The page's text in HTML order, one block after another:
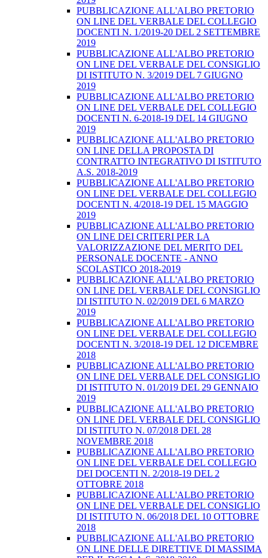
PUBBLICAZIONE ALL'ALBO PRETORIO
ON LINE DEL VERBALE DEL COLLEGIO
DOCENTI N. 1/2019-20 DEL 2 SETTEMBRE
2019
PUBBLICAZIONE ALL'ALBO PRETORIO
ON LINE DEL VERBALE DEL CONSIGLIO
DI ISTITUTO N. 3/2019 DEL 7 GIUGNO
2019
PUBBLICAZIONE ALL'ALBO PRETORIO
ON LINE DEL VERBALE DEL COLLEGIO
DOCENTI N. 6-2018-19 DEL 14 GIUGNO
2019
PUBBLICAZIONE ALL'ALBO PRETORIO
ON LINE DELLA PROPOSTA DI
CONTRATTO INTEGRATIVO DI ISTITUTO
A.S. 2018-2019
PUBBLICAZIONE ALL'ALBO PRETORIO
ON LINE DEL VERBALE DEL COLLEGIO
DOCENTI N. 4/2018-19 DEL 15 MAGGIO
2019
PUBBLICAZIONE ALL'ALBO PRETORIO
ON LINE DEI CRITERI PER LA
VALORIZZAZIONE DEL MERITO DEL
PERSONALE DOCENTE - ANNO
SCOLASTICO 2018-2019
PUBBLICAZIONE ALL'ALBO PRETORIO
ON LINE DEL VERBALE DEL CONSIGLIO
DI ISTITUTO N. 02/2019 DEL 6 MARZO
2019
PUBBLICAZIONE ALL'ALBO PRETORIO
ON LINE DEL VERBALE DEL COLLEGIO
DOCENTI N. 3/2018-19 DEL 12 DICEMBRE
2018
PUBBLICAZIONE ALL'ALBO PRETORIO
ON LINE DEL VERBALE DEL CONSIGLIO
DI ISTITUTO N. 01/2019 DEL 29 GENNAIO
2019
PUBBLICAZIONE ALL'ALBO PRETORIO
ON LINE DEL VERBALE DEL CONSIGLIO
DI ISTITUTO N. 07/2018 DEL 28
NOVEMBRE 2018
PUBBLICAZIONE ALL'ALBO PRETORIO
ON LINE DEL VERBALE DEL COLLEGIO
DEI DOCENTI N. 2/2018-19 DEL 2
OTTOBRE 2018
PUBBLICAZIONE ALL'ALBO PRETORIO
ON LINE DEL VERBALE DEL CONSIGLIO
DI ISTITUTO N. 06/2018 DEL 10 OTTOBRE
2018
PUBBLICAZIONE ALL'ALBO PRETORIO
ON LINE DELLE DIRETTIVE DI MASSIMA